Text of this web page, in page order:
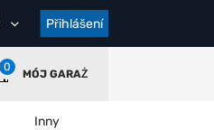
Přihlášení
0
MÓJ GARAŻ
Inny